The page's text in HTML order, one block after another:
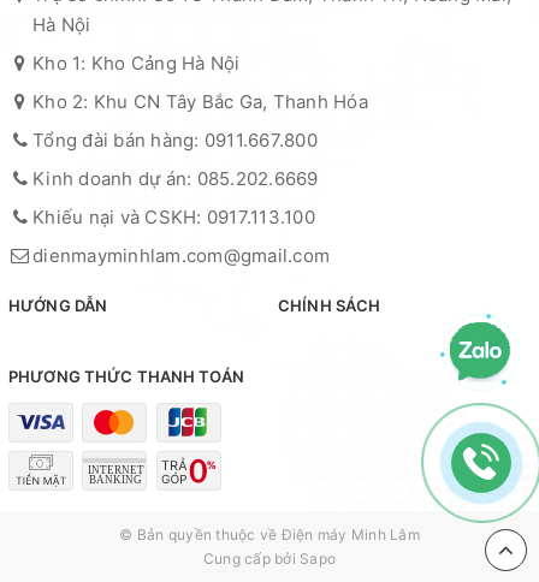
Hà Nội
Kho 1: Kho Cảng Hà Nội
Kho 2: Khu CN Tây Bắc Ga, Thanh Hóa
Tổng đài bán hàng: 0911.667.800
Kinh doanh dự án: 085.202.6669
Khiếu nại và CSKH: 0917.113.100
dienmayminhlam.com@gmail.com
HƯỚNG DẪN CHÍNH SÁCH
PHƯƠNG THỨC THANH TOÁN
© Bản quyền thuộc về Điện máy Minh Lâm
Cung cấp bởi Sapo